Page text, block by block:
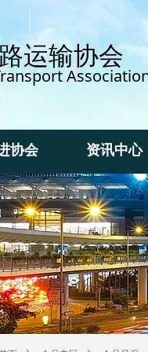
运输协会
协会
协会
资讯中心
资讯中心